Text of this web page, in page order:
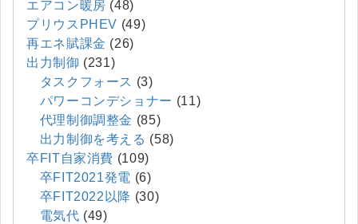
エアコン暖房 (48)
プリウスPHEV (49)
再エネ賦課金 (26)
出力制御 (231)
タスクフォース (3)
パワーコンデショナー (11)
代理制御調整金 (85)
出力制御を考える (58)
卒FIT自家消費 (109)
卒FIT2021発電 (6)
卒FIT2022以降 (30)
電気代 (49)